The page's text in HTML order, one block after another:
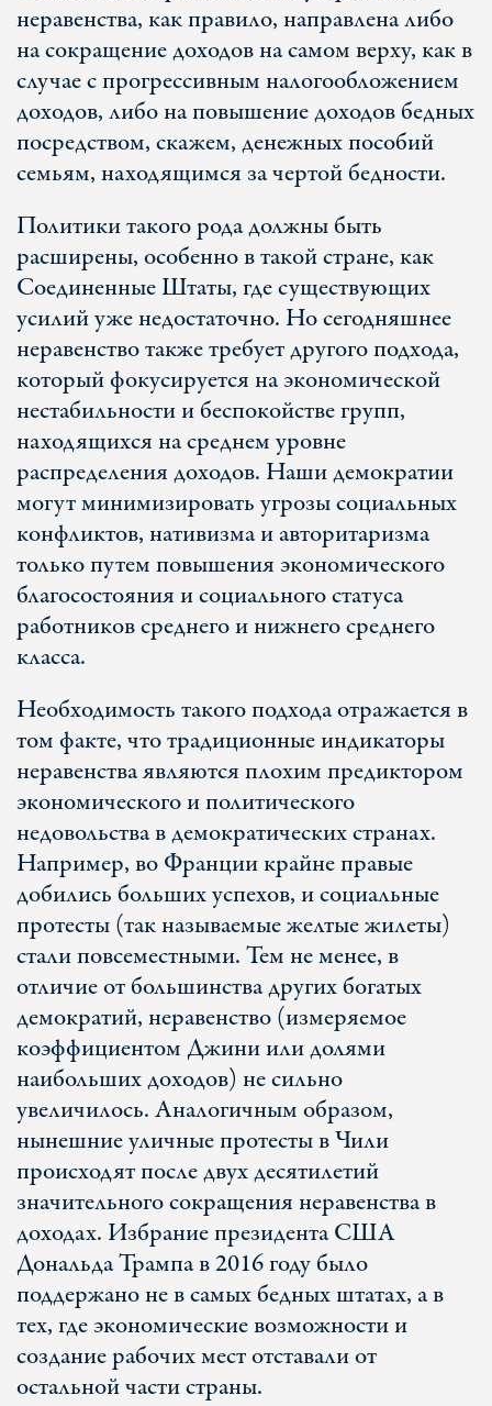
неравенства, как правило, направлена ​​либо
на сокращение доходов на самом верху, как в
случае с прогрессивным налогообложением
доходов, либо на повышение доходов бедных
посредством, скажем, денежных пособий
семьям, находящимся за чертой бедности.
Политики такого рода должны быть
расширены, особенно в такой стране, как
Соединенные Штаты, где существующих
усилий уже недостаточно. Но сегодняшнее
неравенство также требует другого подхода,
который фокусируется на экономической
нестабильности и беспокойстве групп,
находящихся на среднем уровне
распределения доходов. Наши демократии
могут минимизировать угрозы социальных
конфликтов, нативизма и авторитаризма
только путем повышения экономического
благосостояния и социального статуса
работников среднего и нижнего среднего
класса.
Необходимость такого подхода отражается в
том факте, что традиционные индикаторы
неравенства являются плохим предиктором
экономического и политического
недовольства в демократических странах.
Например, во Франции крайне правые
добились больших успехов, и социальные
протесты (так называемые желтые жилеты)
стали повсеместными. Тем не менее, в
отличие от большинства других богатых
демократий, неравенство (измеряемое
коэффициентом Джини или долями
наибольших доходов) не сильно
увеличилось. Аналогичным образом,
нынешние уличные протесты в Чили
происходят после двух десятилетий
значительного сокращения неравенства в
доходах. Избрание президента США
Дональда Трампа в 2016 году было
поддержано не в самых бедных штатах, а в
тех, где экономические возможности и
создание рабочих мест отставали от
остальной части страны.